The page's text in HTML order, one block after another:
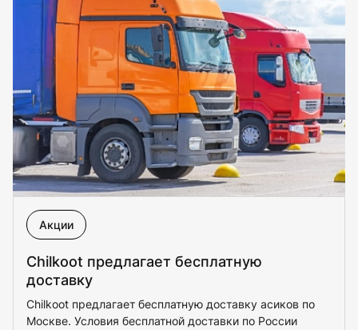
Акции
Chilkoot предлагает бесплатную
доставку
Chilkoot предлагает бесплатную доставку асиков по
Москве. Условия бесплатной доставки по России